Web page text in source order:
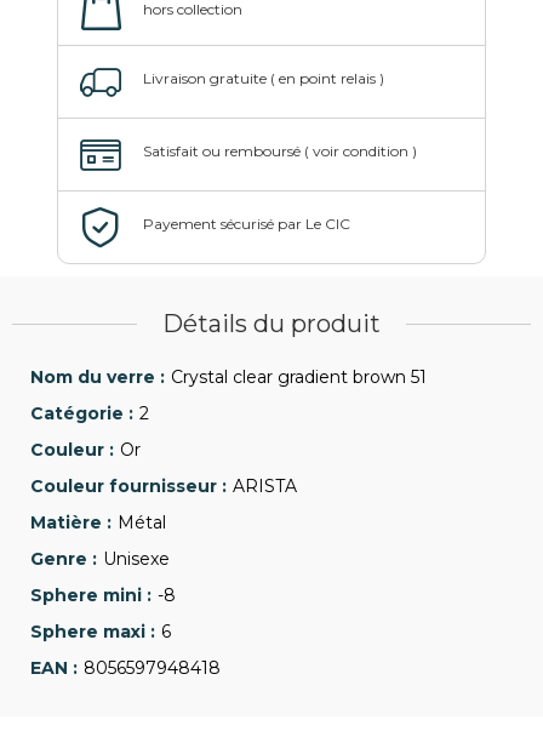
Détails du produit
Crystal clear gradient brown 51
2
Or
ARISTA
Métal
Unisexe
-8
6
8056597948418